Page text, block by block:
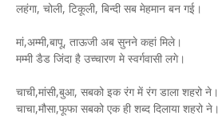
लहंगा, चोली, टिकूली, बिन्दी सब मेहमान बन गई।
मां,अम्मी,बापू, ताऊजी अब सुनने कहां मिले।
मम्मी डैड जिंदा है उच्चारण मे स्वर्गवासी लगे।
चाची,मांसी,बुआ, सबको इक रंग में रंग डाला शहरो ने।
चाचा,मौसा,फूफा सबको एक ही शब्द दिलाया शहरो ने।